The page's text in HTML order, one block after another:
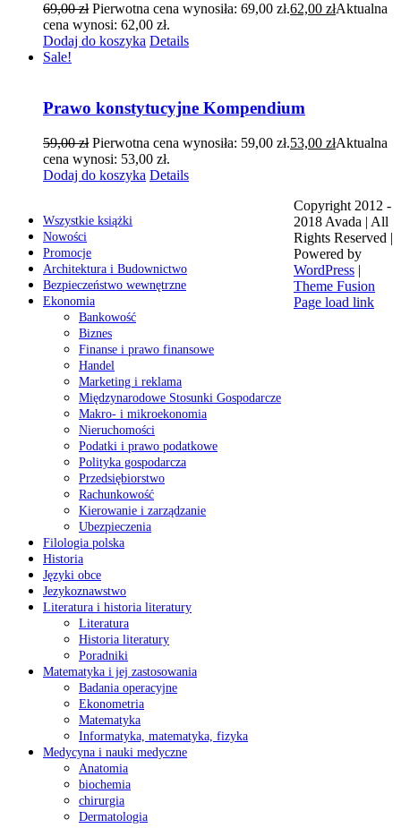
69,00zł Pierwotna cena wynosiła: 69,00 zł.62,00 złAktualna
cena wynosi: 62,00 zł.
Dodaj do koszyka Details
Sale!
Prawo konstytucyjne Kompendium
59,00zł Pierwotna cena wynosiła: 59,00 zł.53,00 złAktualna
cena wynosi: 53,00 zł.
Dodaj do koszyka Details
Wszystkie książki
Nowości
Promocje
Architektura i Budownictwo
Bezpieczeństwo wewnętrzne
Ekonomia
Bankowość
Biznes
Finanse i prawo finansowe
Handel
Marketing i reklama
Międzynarodowe Stosunki Gospodarcze
Makro- i mikroekonomia
Nieruchomości
Podatki i prawo podatkowe
Polityka gospodarcza
Przedsiębiorstwo
Rachunkowość
Kierowanie i zarządzanie
Ubezpieczenia
Filologia polska
Historia
Języki obce
Jezykoznawstwo
Literatura i historia literatury
Literatura
Historia literatury
Poradniki
Matematyka i jej zastosowania
Badania operacyjne
Ekonometria
Matematyka
Informatyka, matematyka, fizyka
Medycyna i nauki medyczne
Anatomia
biochemia
chirurgia
Dermatologia
Copyright 2012 -
2018 Avada | All
Rights Reserved |
Powered by
WordPress |
Theme Fusion
Page load link